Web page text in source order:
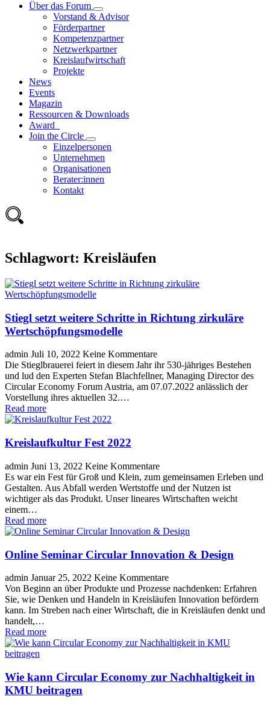
Über das Forum
Vorstand & Advisor
Förderpartner
Kompetenzpartner
Netzwerkpartner
Kreislaufwirtschaft
Projekte
News
Events
Magazin
Ressourcen & Downloads
Award
Join the Circle
Einzelpersonen
Unternehmen
Organisationen
Berater:innen
Kontakt
Schlagwort: Kreisläufen
Stiegl setzt weitere Schritte in Richtung zirkuläre
Wertschöpfungsmodelle
admin Juli 10, 2022 Keine Kommentare
Die Stieglbrauerei feiert in diesem Jahr ihr 530-jähriges Bestehen
und lud den Experten Stefan Blachfellner, Managing Director des
Circular Economy Forum Austria, am 07.07.2022 anlässlich der
Vorstellung ihres aktuellen 32.…
Read more
Kreislaufkultur Fest 2022
admin Juni 13, 2022 Keine Kommentare
Es war ein Fest für Groß und Klein, zum gemeinsamen Erleben und
Gestalten. Aus Abfall werden Wertstoffe und der Nutzen ist
wichtiger als das Produkt. Unser lineares Wirtschaften weicht
einem…
Read more
Online Seminar Circular Innovation & Design
admin Januar 25, 2022 Keine Kommentare
Von Beginn an über Produkte und Prozesse nachdenken: Erfahren
Sie, wie Denken und Handeln in Kreisläufen Innovation befördern
kann. Im Streben nach einer Wirtschaft, die in Kreisläufen denkt und
handelt,…
Read more
Wie kann Circular Economy zur Nachhaltigkeit in
KMU beitragen